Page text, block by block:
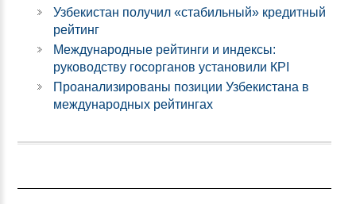
Узбекистан получил «стабильный» кредитный
рейтинг
Международные рейтинги и индексы:
руководству госорганов установили КPI
Проанализированы позиции Узбекистана в
международных рейтингах